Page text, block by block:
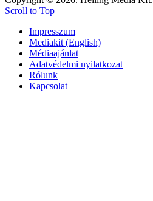
Scroll to Top
Impresszum
Mediakit (English)
Médiaajánlat
Adatvédelmi nyilatkozat
Rólunk
Kapcsolat